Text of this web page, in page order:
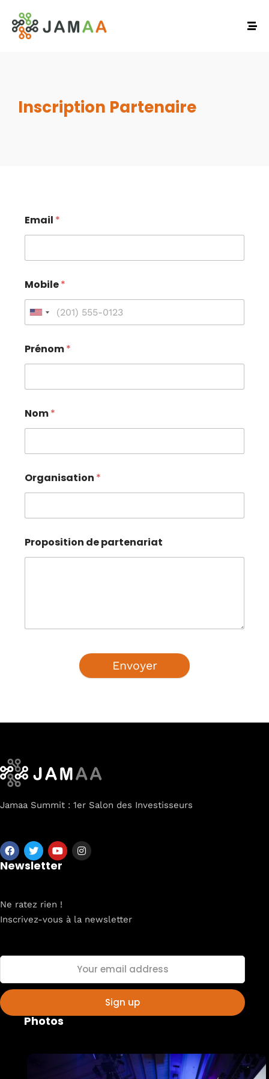
Inscription Partenaire
Email *
Mobile*
Prénom*
Nom*
Organisation *
Proposition de partenariat
Envoyer
Jamaa Summit : 1er Salon des Investisseurs
Newsletter
Ne ratez rien !
Inscrivez-vous à la newsletter
Photos
Home
Speakers
About